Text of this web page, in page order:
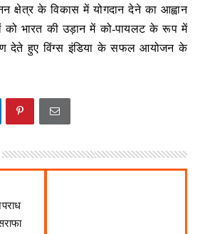
क्षेत्र के विकास में योगदान देने का आह्वान
को भारत की उड़ान में को-पायलट के रूप में
देते हुए विंग्स इंडिया के सफल आयोजन के